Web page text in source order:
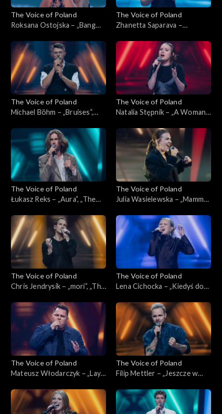
The Voice of Poland
Roksana Ostojska – „Bang
Live 1, 8 listopada 2025
The Voice of Poland
Zhanetta Saparava –
Voice of Poland”, Nokaut, 1
listopada 2025
The Voice of Poland
Michael Böhm – „Bruises”,
Nokaut, 1 listopada 2025
The Voice of Poland
Natalia Stępnik – „A Woman's
Poland”, Nokaut, 1 listopada
2025
The Voice of Poland
Łukasz Reks – „Aura”, „The
listopada 2025
The Voice of Poland
Julia Wasielewska – „Mamma
Poland”, Nokaut, 1 listopada
2025
The Voice of Poland
Chris Jendrysik – „mori”, „The
listopada 2025
The Voice of Poland
Lena Cichocka – „Kiedyś do
Poland”, Nokaut, 1 listopada
2025
The Voice of Poland
Mateusz Włodarczyk – „Lay
Poland”, Nokaut, 1 listopada
2025
The Voice of Poland
Filip Mettler – „Jeszcze w
Poland”, Nokaut, 1 listopada
2025